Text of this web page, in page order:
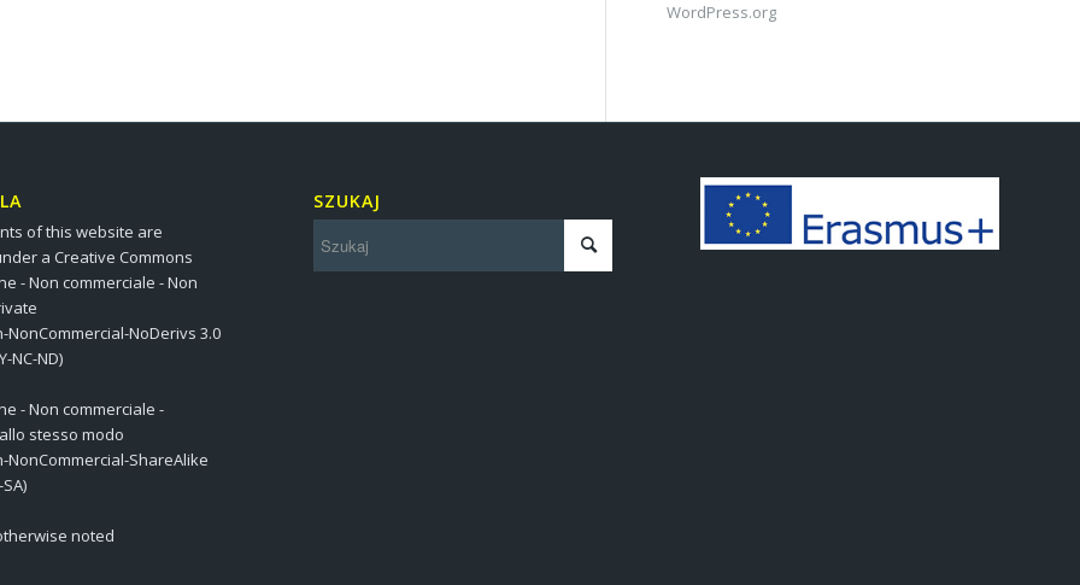
WordPress.org
of this website are
a Creative Commons
- Non commerciale - Non
NonCommercial-NoDerivs 3.0
NC-ND)
- Non commerciale -
stesso modo
NonCommercial-ShareAlike
noted
SZUKAJ